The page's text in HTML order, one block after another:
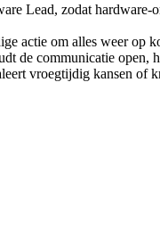
Lead, zodat
actie om alles weer op
de communicatie open,
vroegtijdig kansen of